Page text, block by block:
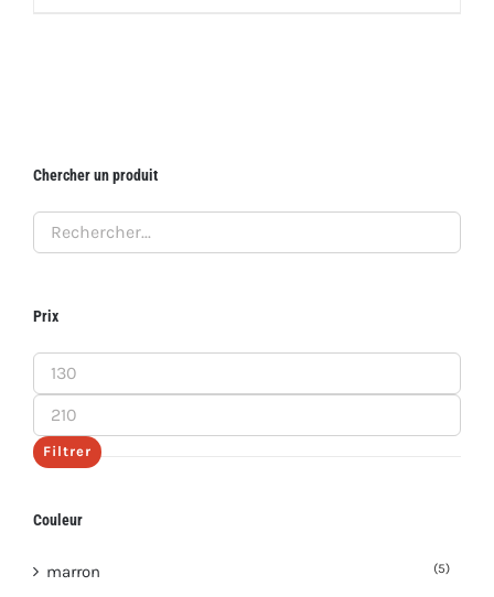
Chercher un produit
Prix
Prix
min
Prix
max
Filtrer
Couleur
marron (5)